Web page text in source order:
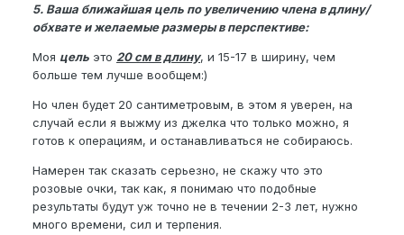
5. Ваша ближайшая цель по увеличению члена в длину/
обхвате и желаемые размеры в перспективе:
Моя цель это 20 см в длину, и 15-17 в ширину, чем
больше тем лучше вообщем:)
Но член будет 20 сантиметровым, в этом я уверен, на
случай если я выжму из джелка что только можно, я
готов к операциям, и останавливаться не собираюсь.
Намерен так сказать серьезно, не скажу что это
розовые очки, так как, я понимаю что подобные
результаты будут уж точно не в течении 2-3 лет, нужно
много времени, сил и терпения.